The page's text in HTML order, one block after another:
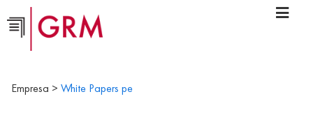
Empresa > White Papers pe